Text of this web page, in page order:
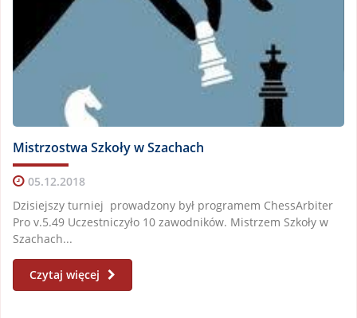
Mistrzostwa Szkoły w Szachach
05.12.2018
Dzisiejszy turniej prowadzony był programem ChessArbiter
Pro v.5.49 Uczestniczyło 10 zawodników. Mistrzem Szkoły w
Szachach...
Czytaj więcej